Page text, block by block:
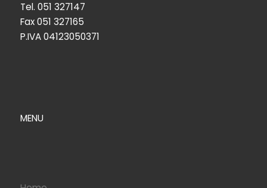
Tel. 051 327147
Fax 051 327165
P.IVA 04123050371
MENU